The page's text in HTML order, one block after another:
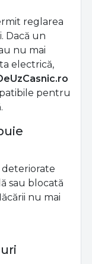
reglarea
Dacă un
nu mai
electrică,
pentru
sau blocată
nu mai